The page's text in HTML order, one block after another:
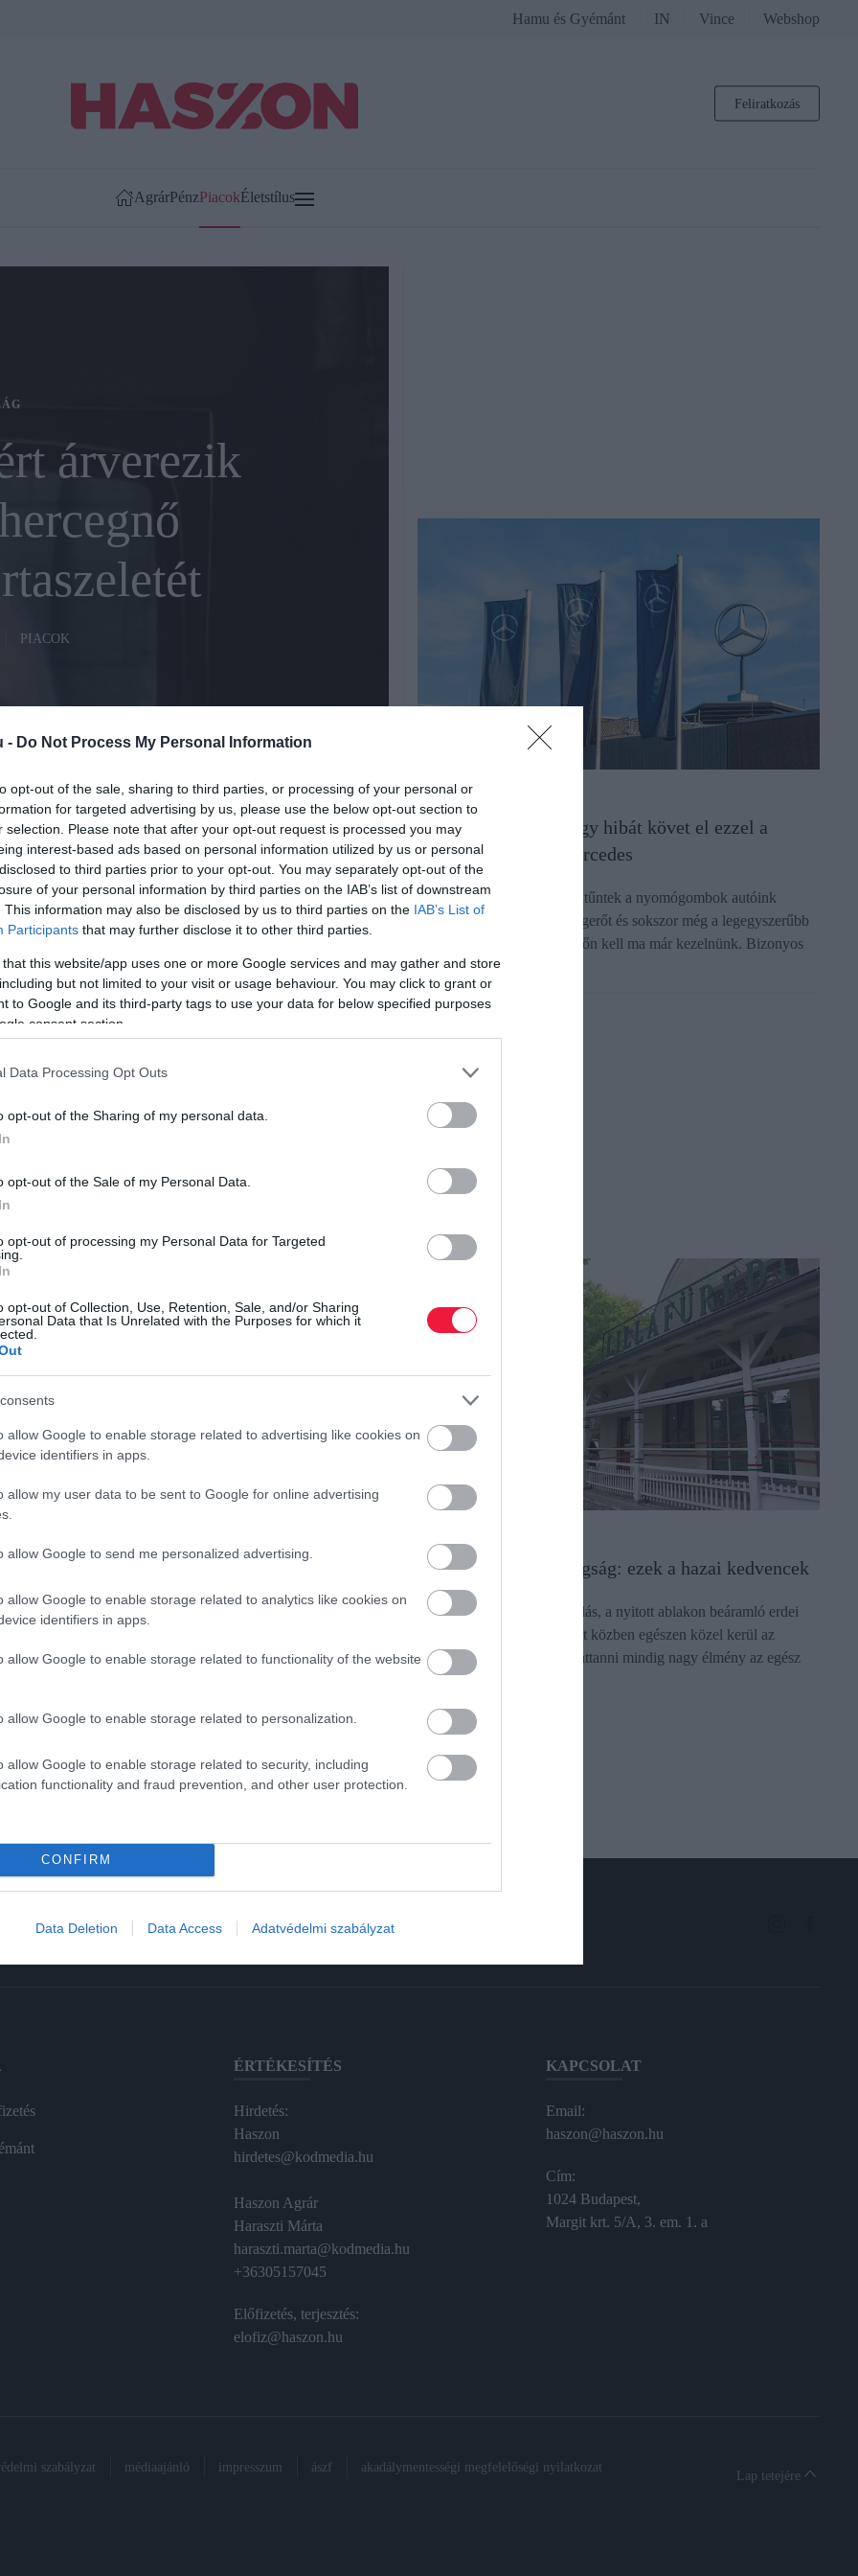
- Do Not Process My Personal Information
opt-out of the sale, sharing to third parties, or processing of your personal or
for targeted advertising by us, please use the below opt-out section to
selection. Please note that after your opt-out request is processed you may
interest-based ads based on personal information utilized by us or personal
to third parties prior to your opt-out. You may separately opt-out of the
of your personal information by third parties on the IAB’s list of downstream
This information may also be disclosed by us to third parties on the IAB’s List of
Participants that may further disclose it to other third parties.
that this website/app uses one or more Google services and may gather and store
but not limited to your visit or usage behaviour. You may click to grant or
to Google and its third-party tags to use your data for below specified purposes
consent section.
Data Processing Opt Outs
opt-out of the Sharing of my personal data.
opt-out of the Sale of my Personal Data.
opt-out of processing my Personal Data for Targeted
opt-out of Collection, Use, Retention, Sale, and/or Sharing
Data that Is Unrelated with the Purposes for which it
allow Google to enable storage related to advertising like cookies on
identifiers in apps.
allow my user data to be sent to Google for online advertising
allow Google to send me personalized advertising.
allow Google to enable storage related to analytics like cookies on
identifiers in apps.
allow Google to enable storage related to functionality of the website
allow Google to enable storage related to personalization.
allow Google to enable storage related to security, including
functionality and fraud prevention, and other user protection.
CONFIRM
Data Deletion Data Access Adatvédelmi szabályzat
Hamu és Gyémánt IN Vince Webshop
Feliratkozás
AgrárPénzPiacokÉletstílus
árverezik
PIACOK
Fotó:Fotó: Annie Spratt on Unsplash
róla, hogy Diana hercegnő és
után 40 évvel is beszéljenek.
forrásként a Google Keresőben!
A menyegzőn 23 tortát szolgáltak fel. A tetemes
Moyra Smith is kapott egy szeletet. A hölgy azonban
emlékbe a részét. Moyra Smith végül 2008-ban
még nem értek véget a torta kalandjai. A Dominic
sütemény olyan állapotban van, mintha csak ebben a
ettől függetlenül senkinek sem ajánlja, hogy megegye a
gondoltak – megjegyezzük, jogosan – hogy a különleges
augusztus 11-ig fennáll, az előzetes becslések
forint közötti eladási árra lehet számítani. Mindenesetre
termék értékét,így elképzelhető, hogy gyűjtői összegért
AUTÓIPAR
Az egész autóipar nagy hibát követ el ezzel a
húzással, állítja a Mercedes
Az elmúlt években szinte eltűntek a nyomógombok autóink
utasteréből. A klímát, a hangerőt és sokszor még a legegyszerűbb
funkciókat is érintőképernyőn kell ma már kezelnünk. Bizonyos
gyártóknál ez a…
Kisvasút, nagy boldogság: ezek a hazai kedvencek
Nincs rohanás, csak zakatolás, a nyitott ablakon beáramló erdei
levegő és a táj, amely menet közben egészen közel kerül az
utazókhoz. Kisvasútra felpattanni mindig nagy élmény az egész
családnak, egy…
ÉRTÉKESÍTÉS
Hirdetés:
Haszon
hirdetes@kodmedia.hu
Haszon Agrár
Haraszti Márta
haraszti.marta@kodmedia.hu
+36305157045
Előfizetés, terjesztés:
elofiz@haszon.hu
KAPCSOLAT
Email:
haszon@haszon.hu
Cím:
1024 Budapest,
Margit krt. 5/A, 3. em. 1. a
szabályzat médiaajánló impresszum ászf akadálymentességi megfelelőségi nyilatkozat
Lap tetejére